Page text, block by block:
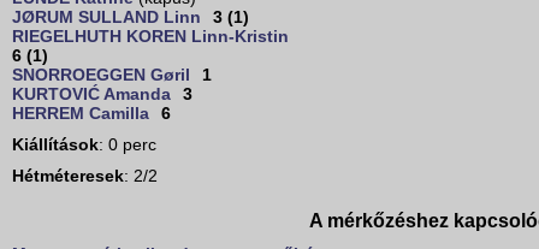
JØRUM SULLAND Linn
3 (1)
RIEGELHUTH KOREN Linn-Kristin
6 (1)
SNORROEGGEN Gøril
1
KURTOVIĆ Amanda
3
HERREM Camilla
6
Kiállítások: 0 perc
Hétméteresek: 2/2
A mérkőzéshez